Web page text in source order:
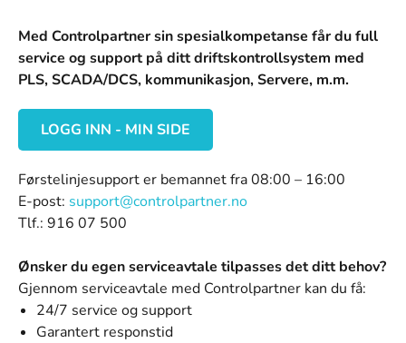
Med Controlpartner sin spesialkompetanse får du full
service og support på ditt driftskontrollsystem med
PLS, SCADA/DCS, kommunikasjon, Servere, m.m.
LOGG INN - MIN SIDE
Førstelinjesupport er bemannet fra 08:00 – 16:00
E-post: support@controlpartner.no
Tlf.: 916 07 500
Ønsker du egen serviceavtale tilpasses det ditt behov?
Gjennom serviceavtale med Controlpartner kan du få:
24/7 service og support
Garantert responstid